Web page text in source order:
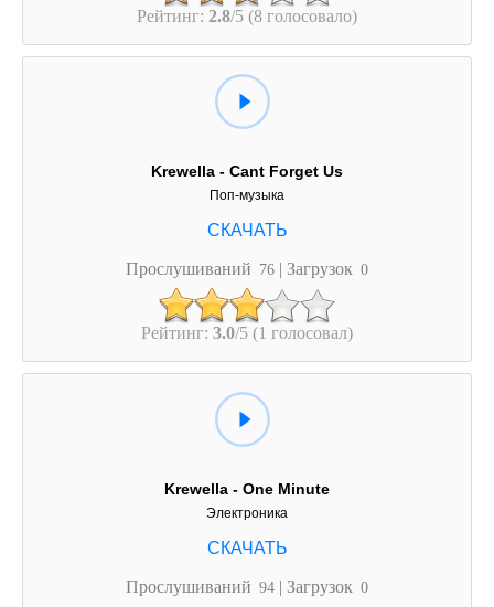
Рейтинг: 2.8/5 (8 голосовало)
Krewella - Cant Forget Us
Поп-музыка
Прослушиваний 76 | Загрузок 0
Рейтинг: 3.0/5 (1 голосовал)
Krewella - One Minute
Электроника
Прослушиваний 94 | Загрузок 0